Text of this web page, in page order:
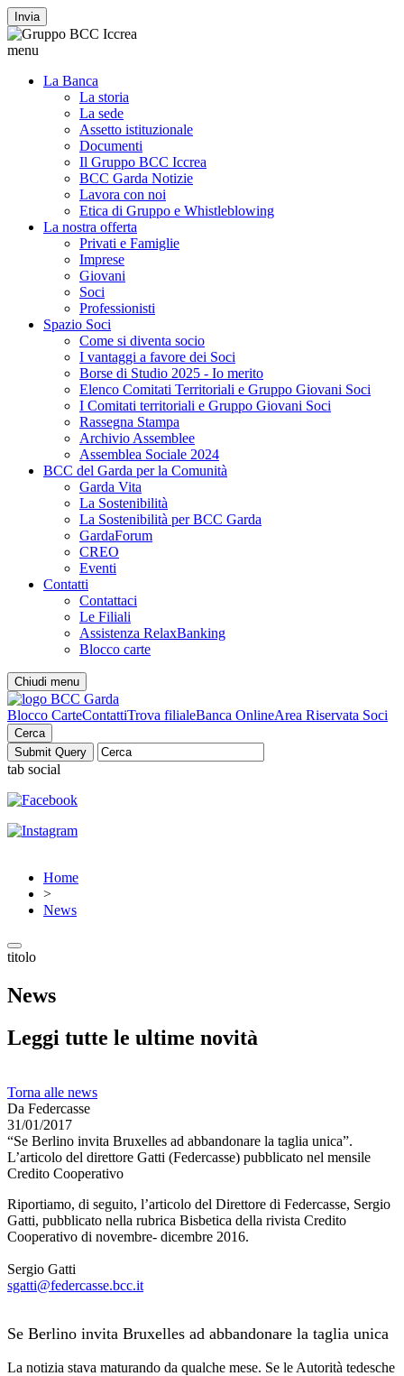
Invia
menu
La Banca
La storia
La sede
Assetto istituzionale
Documenti
Il Gruppo BCC Iccrea
BCC Garda Notizie
Lavora con noi
Etica di Gruppo e Whistleblowing
La nostra offerta
Privati e Famiglie
Imprese
Giovani
Soci
Professionisti
Spazio Soci
Come si diventa socio
I vantaggi a favore dei Soci
Borse di Studio 2025 - Io merito
Elenco Comitati Territoriali e Gruppo Giovani Soci
I Comitati territoriali e Gruppo Giovani Soci
Rassegna Stampa
Archivio Assemblee
Assemblea Sociale 2024
BCC del Garda per la Comunità
Garda Vita
La Sostenibilità
La Sostenibilità per BCC Garda
GardaForum
CREO
Eventi
Contatti
Contattaci
Le Filiali
Assistenza RelaxBanking
Blocco carte
Chiudi menu
Blocco CarteContattiTrova filialeBanca OnlineArea Riservata Soci
Cerca
tab social
Home
>
News
titolo
News
Leggi tutte le ultime novità
Torna alle news
Da Federcasse
31/01/2017
“Se Berlino invita Bruxelles ad abbandonare la taglia unica”.
L’articolo del direttore Gatti (Federcasse) pubblicato nel mensile
Credito Cooperativo
Riportiamo, di seguito, l’articolo del Direttore di Federcasse, Sergio
Gatti, pubblicato nella rubrica Bisbetica della rivista Credito
Cooperativo di novembre- dicembre 2016.
Sergio Gatti
sgatti@federcasse.bcc.it
Se Berlino invita Bruxelles ad abbandonare la taglia unica
La notizia stava maturando da qualche mese. Se le Autorità tedesche